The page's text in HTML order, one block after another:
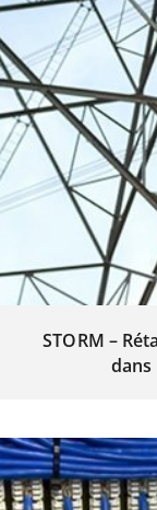
STORM –
dans